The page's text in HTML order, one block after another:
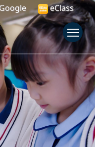
Google eClass